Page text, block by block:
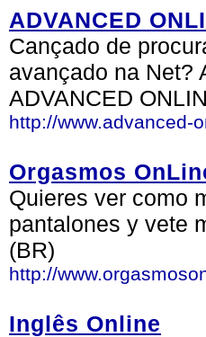
ADVANCED
Cançado de
avançado na Net?
ADVANCED
http://www.advanced-
Orgasmos
Quieres ver como
pantalones y vete
(BR)
http://
Inglês Online